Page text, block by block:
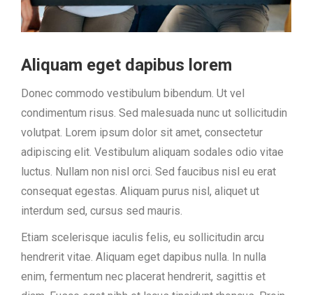
Aliquam eget dapibus lorem
Donec commodo vestibulum bibendum. Ut vel
condimentum risus. Sed malesuada nunc ut sollicitudin
volutpat. Lorem ipsum dolor sit amet, consectetur
adipiscing elit. Vestibulum aliquam sodales odio vitae
luctus. Nullam non nisl orci. Sed faucibus nisl eu erat
consequat egestas. Aliquam purus nisl, aliquet ut
interdum sed, cursus sed mauris.
Etiam scelerisque iaculis felis, eu sollicitudin arcu
hendrerit vitae. Aliquam eget dapibus nulla. In nulla
enim, fermentum nec placerat hendrerit, sagittis et